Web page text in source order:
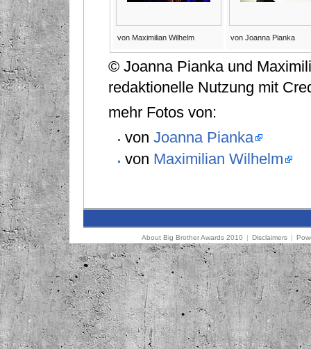
von Maximilian Wilhelm von Joanna Pianka
© Joanna Pianka und
redaktionelle Nutzung mit
mehr Fotos von:
von Joanna Pianka
von Maximilian Wilhelm
About Big Brother Awards 2010 Disclaimers